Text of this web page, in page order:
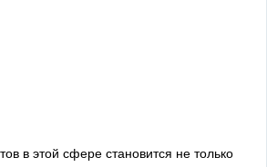
в этой сфере становится не только